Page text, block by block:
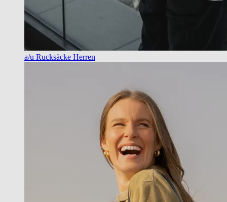
a/u Rucksäcke Herren